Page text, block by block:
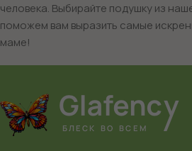
человека. Выбирайте подушку из
поможем вам выразить самые
маме!